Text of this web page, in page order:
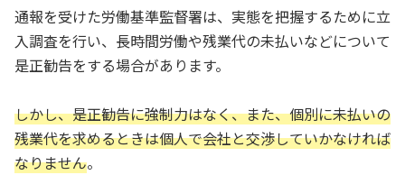
通報を受けた労働基準監督署は、実態を把握するために立
入調査を行い、長時間労働や残業代の未払いなどについて
是正勧告をする場合があります。
しかし、是正勧告に強制力はなく、また、個別に未払いの
残業代を求めるときは個人で会社と交渉していかなければ
なりません。